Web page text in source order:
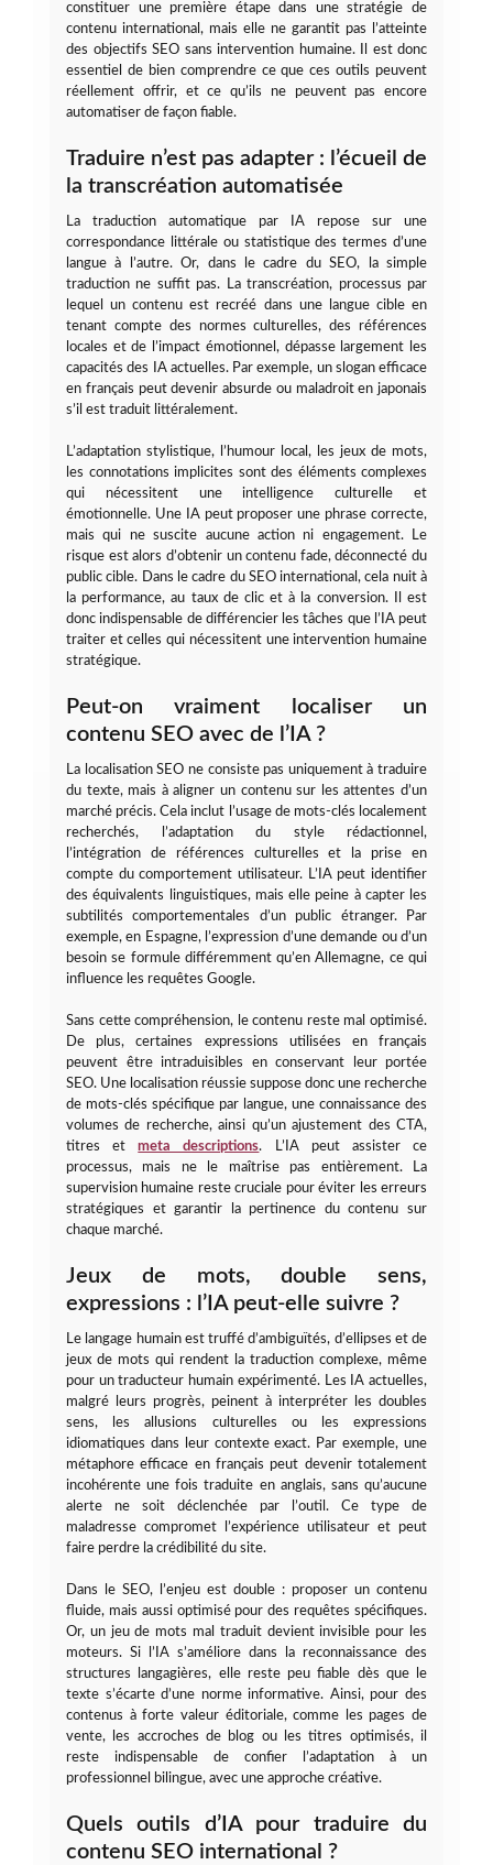
constituer une première étape dans une stratégie de
contenu international, mais elle ne garantit pas l’atteinte
des objectifs SEO sans intervention humaine. Il est donc
essentiel de bien comprendre ce que ces outils peuvent
réellement offrir, et ce qu’ils ne peuvent pas encore
automatiser de façon fiable.
Traduire n’est pas adapter : l’écueil de
la transcréation automatisée
La traduction automatique par IA repose sur une
correspondance littérale ou statistique des termes d’une
langue à l’autre. Or, dans le cadre du SEO, la simple
traduction ne suffit pas. La transcréation, processus par
lequel un contenu est recréé dans une langue cible en
tenant compte des normes culturelles, des références
locales et de l’impact émotionnel, dépasse largement les
capacités des IA actuelles. Par exemple, un slogan efficace
en français peut devenir absurde ou maladroit en japonais
s’il est traduit littéralement.
L’adaptation stylistique, l’humour local, les jeux de mots,
les connotations implicites sont des éléments complexes
qui nécessitent une intelligence culturelle et
émotionnelle. Une IA peut proposer une phrase correcte,
mais qui ne suscite aucune action ni engagement. Le
risque est alors d’obtenir un contenu fade, déconnecté du
public cible. Dans le cadre du SEO international, cela nuit à
la performance, au taux de clic et à la conversion. Il est
donc indispensable de différencier les tâches que l’IA peut
traiter et celles qui nécessitent une intervention humaine
stratégique.
Peut-on vraiment localiser un
contenu SEO avec de l’IA ?
La localisation SEO ne consiste pas uniquement à traduire
du texte, mais à aligner un contenu sur les attentes d’un
marché précis. Cela inclut l’usage de mots-clés localement
recherchés, l’adaptation du style rédactionnel,
l’intégration de références culturelles et la prise en
compte du comportement utilisateur. L’IA peut identifier
des équivalents linguistiques, mais elle peine à capter les
subtilités comportementales d’un public étranger. Par
exemple, en Espagne, l’expression d’une demande ou d’un
besoin se formule différemment qu’en Allemagne, ce qui
influence les requêtes Google.
Sans cette compréhension, le contenu reste mal optimisé.
De plus, certaines expressions utilisées en français
peuvent être intraduisibles en conservant leur portée
SEO. Une localisation réussie suppose donc une recherche
de mots-clés spécifique par langue, une connaissance des
volumes de recherche, ainsi qu’un ajustement des CTA,
titres etmeta descriptions. L’IA peut assister ce
processus, mais ne le maîtrise pas entièrement. La
supervision humaine reste cruciale pour éviter les erreurs
stratégiques et garantir la pertinence du contenu sur
chaque marché.
Jeux de mots, double sens,
expressions : l’IA peut-elle suivre ?
Le langage humain est truffé d’ambiguïtés, d’ellipses et de
jeux de mots qui rendent la traduction complexe, même
pour un traducteur humain expérimenté. Les IA actuelles,
malgré leurs progrès, peinent à interpréter les doubles
sens, les allusions culturelles ou les expressions
idiomatiques dans leur contexte exact. Par exemple, une
métaphore efficace en français peut devenir totalement
incohérente une fois traduite en anglais, sans qu’aucune
alerte ne soit déclenchée par l’outil. Ce type de
maladresse compromet l’expérience utilisateur et peut
faire perdre la crédibilité du site.
Dans le SEO, l’enjeu est double : proposer un contenu
fluide, mais aussi optimisé pour des requêtes spécifiques.
Or, un jeu de mots mal traduit devient invisible pour les
moteurs. Si l’IA s’améliore dans la reconnaissance des
structures langagières, elle reste peu fiable dès que le
texte s’écarte d’une norme informative. Ainsi, pour des
contenus à forte valeur éditoriale, comme les pages de
vente, les accroches de blog ou les titres optimisés, il
reste indispensable de confier l’adaptation à un
professionnel bilingue, avec une approche créative.
Quels outils d’IA pour traduire du
contenu SEO international ?